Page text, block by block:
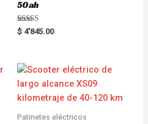
50ah
Rated
5.00
$ 4'845.00
Patinetes eléctricos